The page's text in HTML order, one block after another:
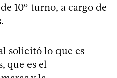
10º turno, a cargo de
solicitó lo que es
que es el